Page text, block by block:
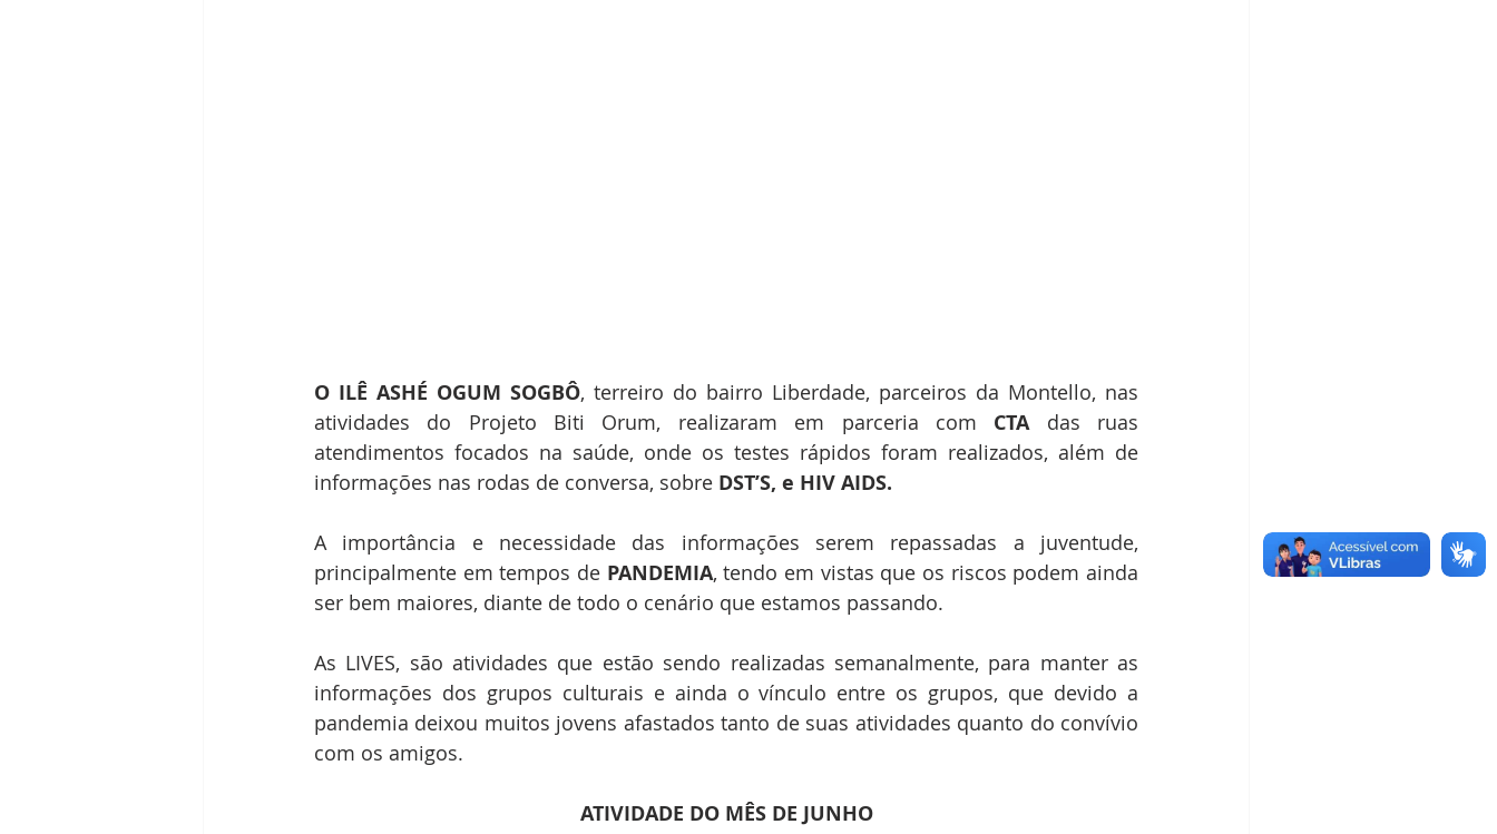
O ILÊ ASHÉ OGUM SOGBÔ, terreiro do bairro Liberdade, parceiros da Montello, nas
atividades do Projeto Biti Orum, realizaram em parceria com CTA das ruas
atendimentos focados na saúde, onde os testes rápidos foram realizados, além de
informações nas rodas de conversa, sobre DST’S, e HIV AIDS.
A importância e necessidade das informações serem repassadas a juventude,
principalmente em tempos de PANDEMIA, tendo em vistas que os riscos podem ainda
ser bem maiores, diante de todo o cenário que estamos passando.
As LIVES, são atividades que estão sendo realizadas semanalmente, para manter as
informações dos grupos culturais e ainda o vínculo entre os grupos, que devido a
pandemia deixou muitos jovens afastados tanto de suas atividades quanto do convívio
com os amigos.
ATIVIDADE DO MÊS DE JUNHO